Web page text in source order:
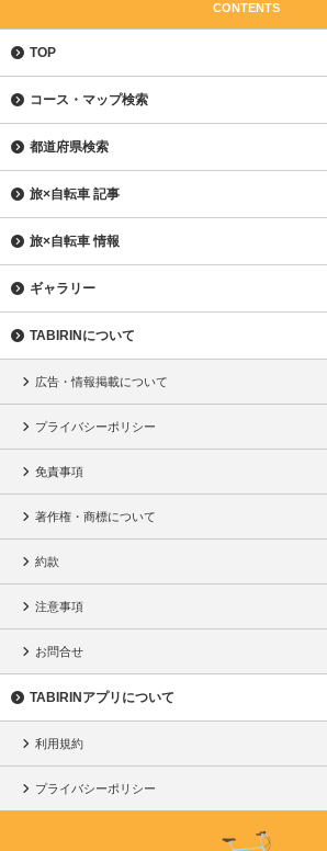
CONTENTS
TOP
コース・マップ検索
都道府県検索
旅×自転車 記事
旅×自転車 情報
ギャラリー
TABIRINについて
広告・情報掲載について
プライバシーポリシー
免責事項
著作権・商標について
約款
注意事項
お問合せ
TABIRINアプリについて
利用規約
プライバシーポリシー